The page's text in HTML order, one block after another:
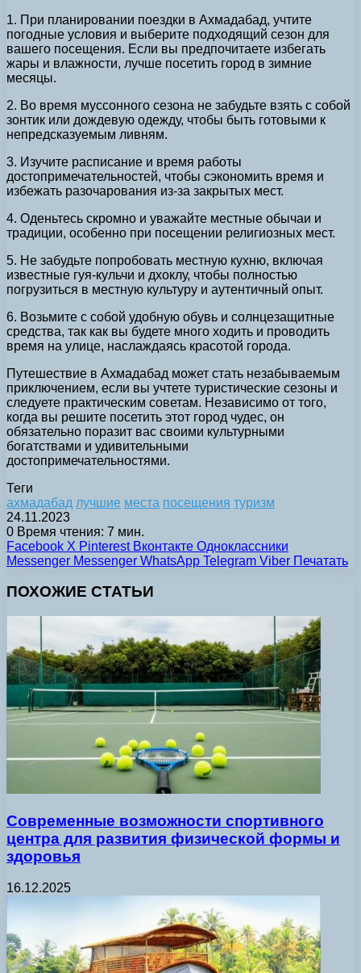
1. При планировании поездки в Ахмадабад, учтите
погодные условия и выберите подходящий сезон для
вашего посещения. Если вы предпочитаете избегать
жары и влажности, лучше посетить город в зимние
месяцы.
2. Во время муссонного сезона не забудьте взять с собой
зонтик или дождевую одежду, чтобы быть готовыми к
непредсказуемым ливням.
3. Изучите расписание и время работы
достопримечательностей, чтобы сэкономить время и
избежать разочарования из-за закрытых мест.
4. Оденьтесь скромно и уважайте местные обычаи и
традиции, особенно при посещении религиозных мест.
5. Не забудьте попробовать местную кухню, включая
известные гуя-кульчи и дхоклу, чтобы полностью
погрузиться в местную культуру и аутентичный опыт.
6. Возьмите с собой удобную обувь и солнцезащитные
средства, так как вы будете много ходить и проводить
время на улице, наслаждаясь красотой города.
Путешествие в Ахмадабад может стать незабываемым
приключением, если вы учтете туристические сезоны и
следуете практическим советам. Независимо от того,
когда вы решите посетить этот город чудес, он
обязательно поразит вас своими культурными
богатствами и удивительными
достопримечательностями.
Теги
ахмадабад лучшие места посещения туризм
24.11.2023
0 Время чтения: 7 мин.
Facebook X Pinterest Вконтакте Одноклассники
Messenger Messenger WhatsApp Telegram Viber Печатать
ПОХОЖИЕ СТАТЬИ
Современные возможности спортивного
центра для развития физической формы и
здоровья
16.12.2025